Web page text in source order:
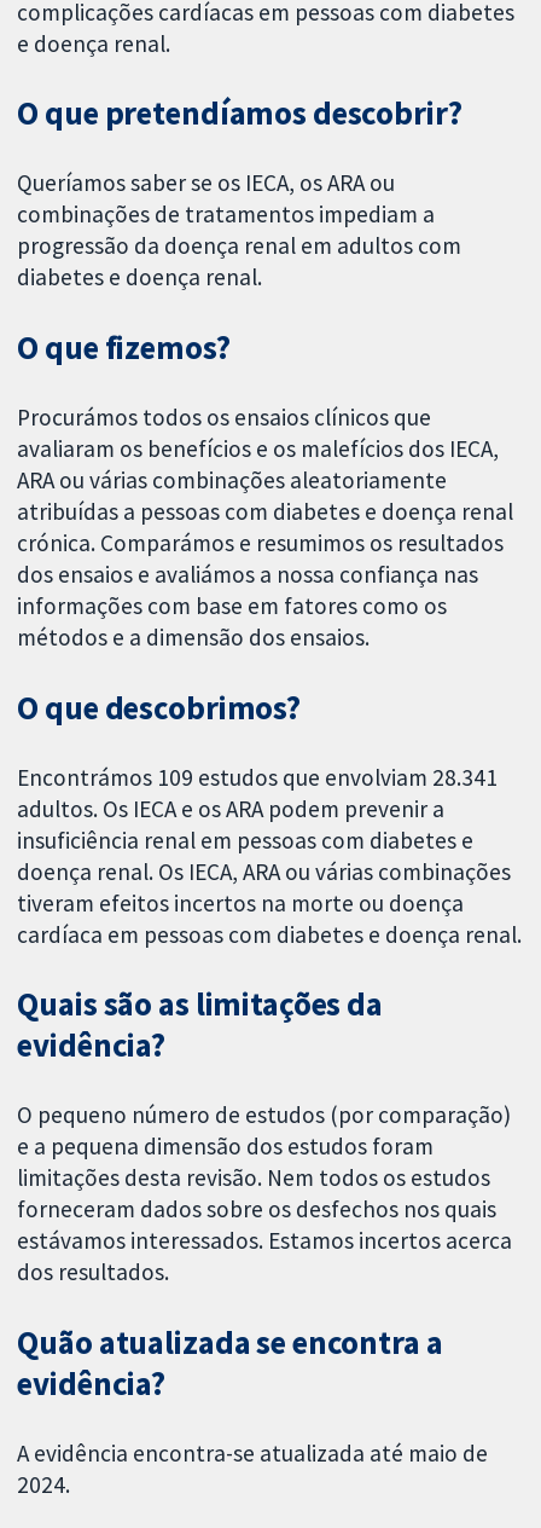
complicações cardíacas em pessoas com diabetes
e doença renal.
O que pretendíamos descobrir?
Queríamos saber se os IECA, os ARA ou
combinações de tratamentos impediam a
progressão da doença renal em adultos com
diabetes e doença renal.
O que fizemos?
Procurámos todos os ensaios clínicos que
avaliaram os benefícios e os malefícios dos IECA,
ARA ou várias combinações aleatoriamente
atribuídas a pessoas com diabetes e doença renal
crónica. Comparámos e resumimos os resultados
dos ensaios e avaliámos a nossa confiança nas
informações com base em fatores como os
métodos e a dimensão dos ensaios.
O que descobrimos?
Encontrámos 109 estudos que envolviam 28.341
adultos. Os IECA e os ARA podem prevenir a
insuficiência renal em pessoas com diabetes e
doença renal. Os IECA, ARA ou várias combinações
tiveram efeitos incertos na morte ou doença
cardíaca em pessoas com diabetes e doença renal.
Quais são as limitações da
evidência?
O pequeno número de estudos (por comparação)
e a pequena dimensão dos estudos foram
limitações desta revisão. Nem todos os estudos
forneceram dados sobre os desfechos nos quais
estávamos interessados. Estamos incertos acerca
dos resultados.
Quão atualizada se encontra a
evidência?
A evidência encontra-se atualizada até maio de
2024.